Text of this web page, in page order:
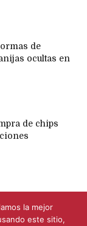
de
ocultas en
de chips
la mejor
este sitio,